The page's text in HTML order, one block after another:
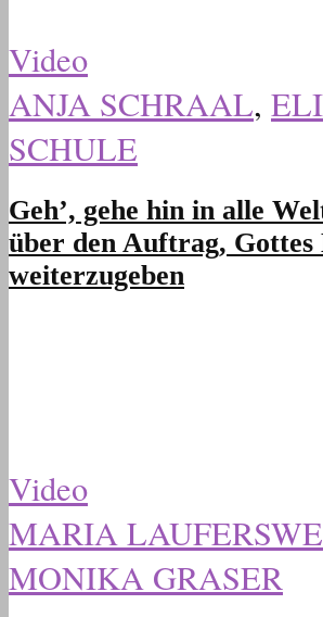
Video
ANJA SCHRAAL,
SCHULE
Geh’, gehe hin in alle
über den Auftrag, Gottes
weiterzugeben
Video
MARIA
MONIKA GRASER